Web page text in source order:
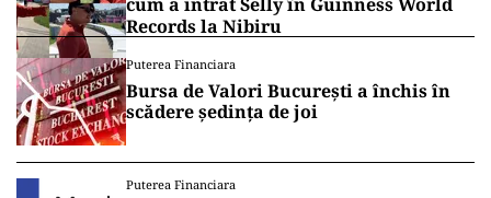
Records la Nibiru
Puterea Financiara
Bursa de Valori București a închis în
scădere ședința de joi
Puterea Financiara